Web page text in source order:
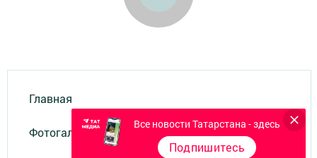
Главная
Фотогалереи
Все новости Татарстана - здесь
Подпишитесь